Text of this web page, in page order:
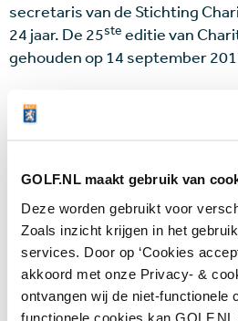
GOLF.NL maakt gebruik van
Deze worden gebruikt voor
Zoals inzicht krijgen in het
services. Door op ‘Cookies
akkoord met onze Privacy- &
ontvangen wij de niet-functionele
functionele cookies kan
secretaris van de Stichting
24 jaar. De 25ste editie van
gehouden op 14 september
Meer informatie:
Laatste nieuws
De nieuwe generatie
jarige sterren Huang
bijzondere titels 10 AUG